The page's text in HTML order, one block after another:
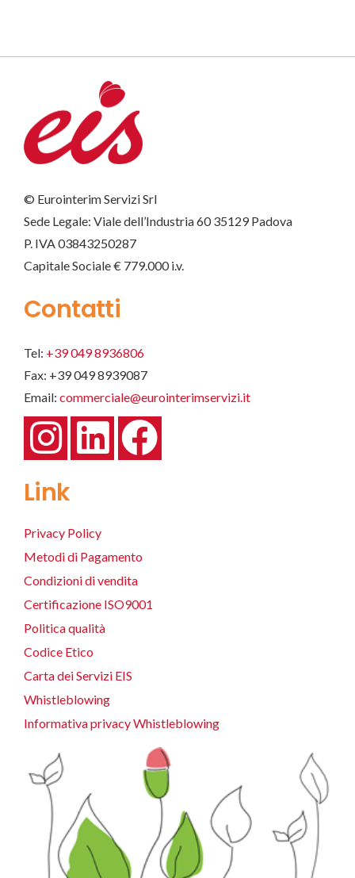
© Eurointerim Servizi Srl
Sede Legale: Viale dell’Industria 60 35129 Padova
P. IVA 03843250287
Capitale Sociale € 779.000 i.v.
Contatti
Tel: +39 049 8936806
Fax: +39 049 8939087
Email: commerciale@eurointerimservizi.it
Link
Privacy Policy
Metodi di Pagamento
Condizioni di vendita
Certificazione ISO9001
Politica qualità
Codice Etico
Carta dei Servizi EIS
Whistleblowing
Informativa privacy Whistleblowing